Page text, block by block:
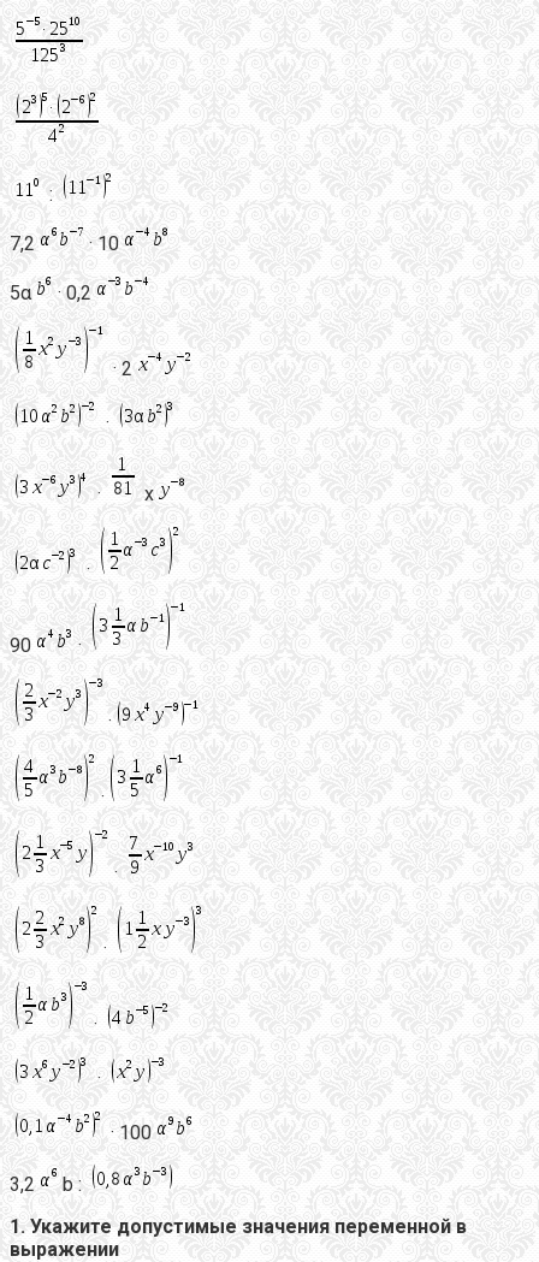
:
7,2 · 10
5α · 0,2
· 2
·
· х
·
90 ·
·
·
·
·
·
·
· 100
3,2
b :
1. Укажите допустимые значения переменной в
выражении